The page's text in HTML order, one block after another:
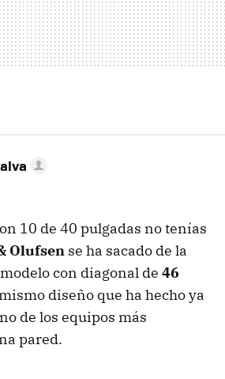
10 de 40 pulgadas no tenías
Olufsen se ha sacado de la
con diagonal de 46
diseño que ha hecho ya
de los equipos más
pared.